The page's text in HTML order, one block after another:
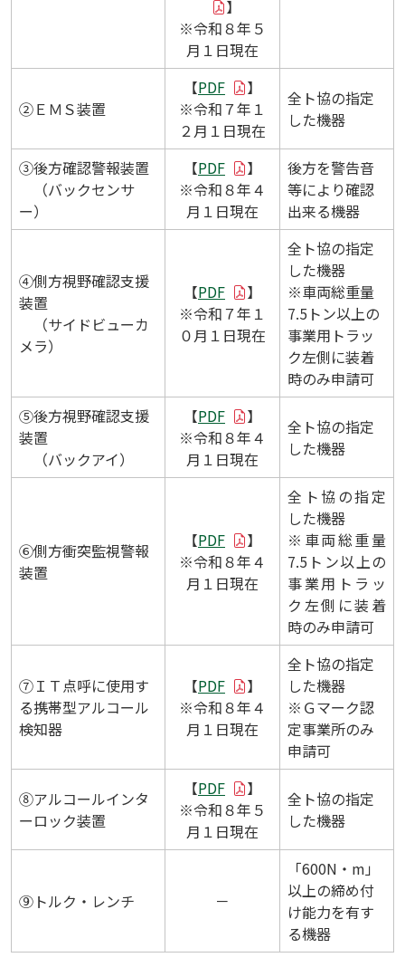
】
※令和８年５
月１日現在
②ＥＭＳ装置
【PDF
】
※令和７年１
２月１日現在
全ト協の指定
した機器
③後方確認警報装置
（バックセンサ
ー）
【PDF
】
※令和８年４
月１日現在
後方を警告音
等により確認
出来る機器
④側方視野確認支援
装置
（サイドビューカ
メラ）
【PDF
】
※令和７年１
０月１日現在
全ト協の指定
した機器
※車両総重量
7.5トン以上の
事業用トラッ
ク左側に装着
時のみ申請可
⑤後方視野確認支援
装置
（バックアイ）
【PDF
】
※令和８年４
月１日現在
全ト協の指定
した機器
⑥側方衝突監視警報
装置
【PDF
】
※令和８年４
月１日現在
全ト協の指定
した機器
※車両総重量
7.5トン以上の
事業用トラッ
ク左側に装着
時のみ申請可
⑦ＩＴ点呼に使用す
る携帯型アルコール
検知器
【PDF
】
※令和８年４
月１日現在
全ト協の指定
した機器
※Ｇマーク認
定事業所のみ
申請可
⑧アルコールインタ
ーロック装置
【PDF
】
※令和８年５
月１日現在
全ト協の指定
した機器
⑨トルク・レンチ －
「600N・m」
以上の締め付
け能力を有す
る機器